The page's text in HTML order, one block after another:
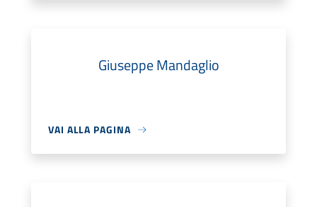
Giuseppe Mandaglio
VAI ALLA PAGINA